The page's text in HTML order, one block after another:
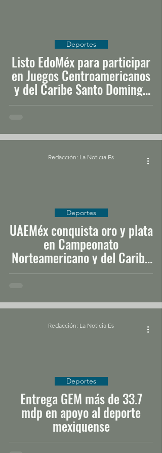
Listo EdoMéx para participar
en Juegos Centroamericanos
y del Caribe Santo Domingo
2026
Deportes
UAEMéx conquista oro y plata
en Campeonato
Norteamericano y del Caribe
de Atletismo 2026
Deportes
Redacción: La Noticia Es
Entrega GEM más de 33.7
mdp en apoyo al deporte
mexiquense
Deportes
Redacción: La Noticia Es